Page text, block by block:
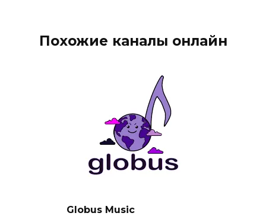
Похожие каналы онлайн
Globus Music